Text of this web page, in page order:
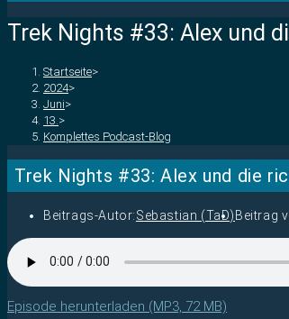
Trek Nights #33: Alex und
Startseite>
2024>
Juni>
13. >
Komplettes Podcast-Blog
Trek Nights #33: Alex und die
Beitrags-Autor:Sebastian (TaD) Beitrag
Episode herunterladen (MP3, 72 MB)